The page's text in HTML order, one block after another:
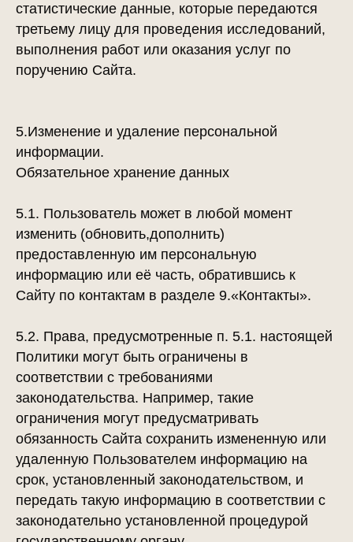
статистические данные, которые передаются
третьему лицу для проведения исследований,
выполнения работ или оказания услуг по
поручению Сайта.
5.Изменение и удаление персональной
информации.
Обязательное хранение данных
5.1. Пользователь может в любой момент
изменить (обновить,дополнить)
предоставленную им персональную
информацию или её часть, обратившись к
Сайту по контактам в разделе 9.«Контакты».
5.2. Права, предусмотренные п. 5.1. настоящей
Политики могут быть ограничены в
соответствии с требованиями
законодательства. Например, такие
ограничения могут предусматривать
обязанность Сайта сохранить измененную или
удаленную Пользователем информацию на
срок, установленный законодательством, и
передать такую информацию в соответствии с
законодательно установленной процедурой